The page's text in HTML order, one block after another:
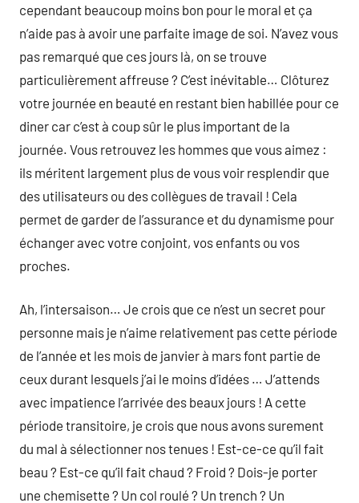
cependant beaucoup moins bon pour le moral et ça
n’aide pas à avoir une parfaite image de soi. N’avez vous
pas remarqué que ces jours là, on se trouve
particulièrement affreuse ? C’est inévitable… Clôturez
votre journée en beauté en restant bien habillée pour ce
diner car c’est à coup sûr le plus important de la
journée. Vous retrouvez les hommes que vous aimez :
ils méritent largement plus de vous voir resplendir que
des utilisateurs ou des collègues de travail ! Cela
permet de garder de l’assurance et du dynamisme pour
échanger avec votre conjoint, vos enfants ou vos
proches.
Ah, l’intersaison… Je crois que ce n’est un secret pour
personne mais je n’aime relativement pas cette période
de l’année et les mois de janvier à mars font partie de
ceux durant lesquels j’ai le moins d’idées … J’attends
avec impatience l’arrivée des beaux jours ! A cette
période transitoire, je crois que nous avons surement
du mal à sélectionner nos tenues ! Est-ce-ce qu’il fait
beau ? Est-ce qu’il fait chaud ? Froid ? Dois-je porter
une chemisette ? Un col roulé ? Un trench ? Un